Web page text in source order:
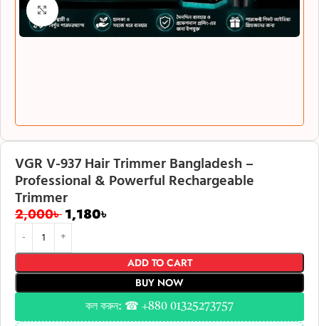
Click to enlarge
VGR V-937 Hair Trimmer Bangladesh –
Professional & Powerful Rechargeable
Trimmer
2,000৳1,180৳
ADD TO CART
BUY NOW
কল করুন: ☎ +880 01325273757